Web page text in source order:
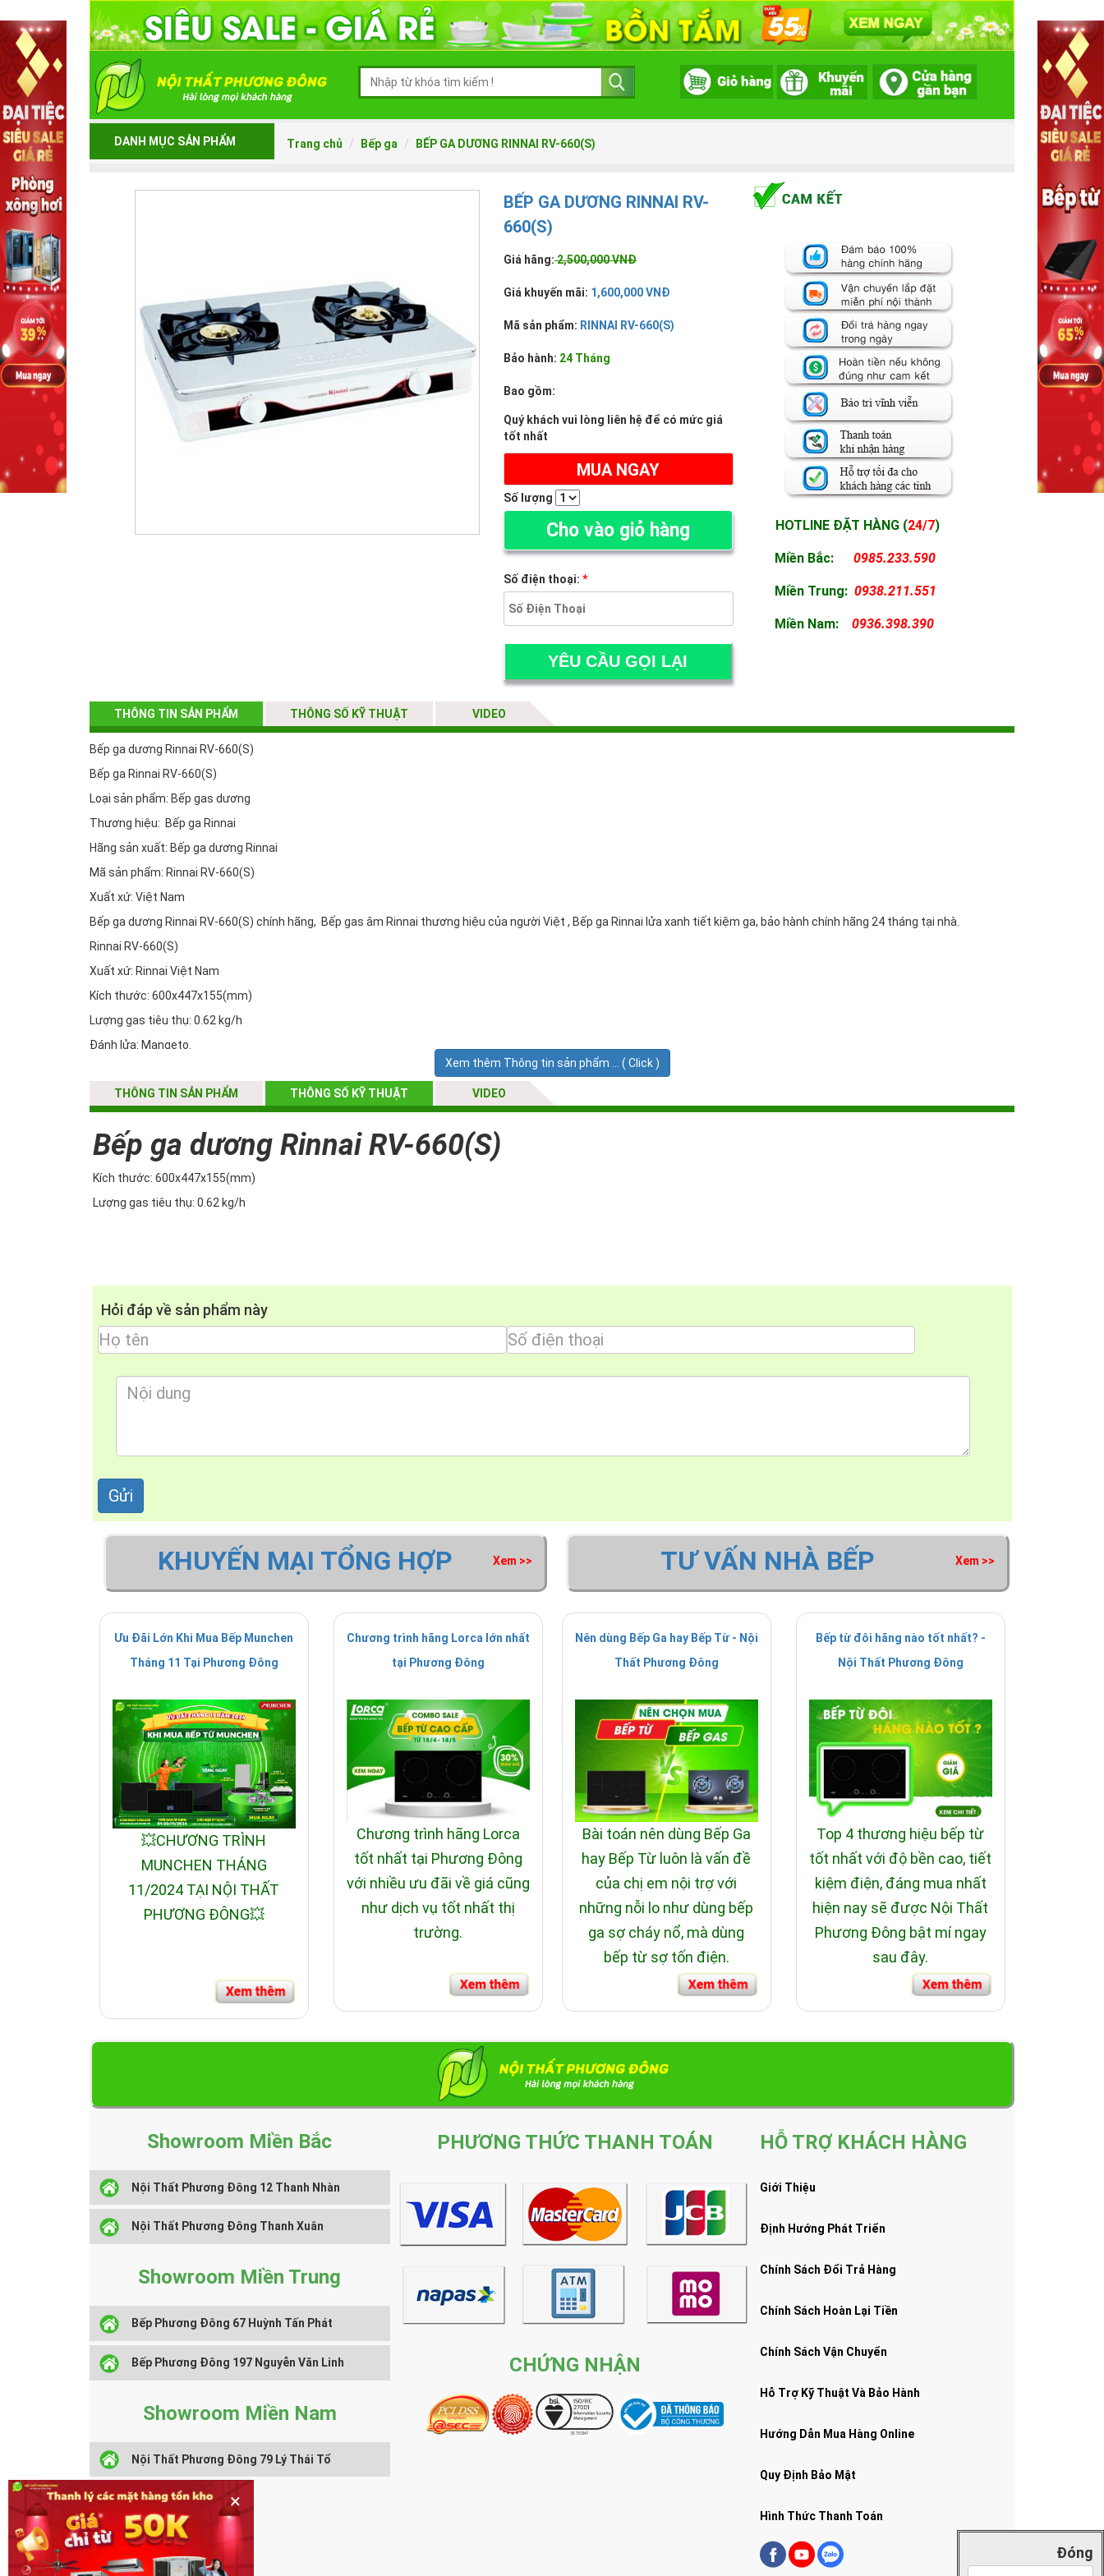
DANH MỤC SẢN PHẨM Trang chủ Bếp ga BẾP GA DƯƠNG RINNAI RV-660(S)
BẾP GA DƯƠNG RINNAI RV-
660(S)
Giá hãng:2,500,000 VNĐ
Giá khuyến mãi: 1,600,000 VNĐ
Mã sản phẩm: RINNAI RV-660(S)
Bảo hành: 24 Tháng
Bao gồm:
Quý khách vui lòng liên hệ để có mức giá
tốt nhất
MUA NGAY
Số lượng
Cho vào giỏ hàng
Số điện thoại: *
HOTLINE ĐẶT HÀNG (24/7)
Miền Bắc: 0985.233.590
MiềnTrung: 0938.211.551
MiềnNam: 0936.398.390
THÔNG TIN SẢN PHẨM THÔNG SỐ KỸ THUẬT VIDEO
Bếp ga dương Rinnai RV-660(S)
Bếp ga Rinnai RV-660(S)
Loại sản phẩm: Bếp gas dương
Thương hiệu: Bếp ga Rinnai
Hãng sản xuất: Bếp ga dương Rinnai
Mã sản phẩm: Rinnai RV-660(S)
Xuất xứ: Việt Nam
Bếp ga dương Rinnai RV-660(S) chính hãng, Bếp gas âm Rinnai thương hiệu của người Việt , Bếp ga Rinnai lửa xanh tiết kiệm ga, bảo hành chính hãng 24 tháng tại nhà.
Rinnai RV-660(S)
Xuất xứ: Rinnai Việt Nam
Kích thước: 600x447x155(mm)
Lượng gas tiêu thụ: 0.62 kg/h
Đánh lửa: Mangeto.
Số lò nấu: 02 lò - đầu lớn có hâm.
Xem thêm Thông tin sản phẩm ... ( Click )
THÔNG TIN SẢN PHẨM THÔNG SỐ KỸ THUẬT VIDEO
Bếp ga dương Rinnai RV-660(S)
Kích thước: 600x447x155(mm)
Lượng gas tiêu thụ: 0.62 kg/h
Hỏi đáp về sản phẩm này
KHUYẾN MẠI TỔNG HỢP Xem >>
Ưu Đãi Lớn Khi Mua Bếp Munchen
Tháng 11 Tại Phương Đông
💥CHƯƠNG TRÌNH
MUNCHEN THÁNG
11/2024 TẠI NỘI THẤT
PHƯƠNG ĐÔNG💥
Chương trình hãng Lorca lớn nhất
tại Phương Đông
Chương trình hãng Lorca
tốt nhất tại Phương Đông
với nhiều ưu đãi về giá cũng
như dịch vụ tốt nhất thị
trường.
TƯ VẤN NHÀ BẾP Xem >>
Nên dùng Bếp Ga hay Bếp Từ - Nội
Thất Phương Đông
Bài toán nên dùng Bếp Ga
hay Bếp Từ luôn là vấn đề
của chị em nội trợ với
những nỗi lo như dùng bếp
ga sợ cháy nổ, mà dùng
bếp từ sợ tốn điện.
Bếp từ đôi hãng nào tốt nhất? -
Nội Thất Phương Đông
Top 4 thương hiệu bếp từ
tốt nhất với độ bền cao, tiết
kiệm điện, đáng mua nhất
hiện nay sẽ được Nội Thất
Phương Đông bật mí ngay
sau đây.
Showroom Miền Bắc
Nội Thất Phương Đông 12 Thanh Nhàn
Nội Thất Phương Đông Thanh Xuân
Showroom Miền Trung
Bếp Phương Đông 67 Huỳnh Tấn Phát
Bếp Phương Đông 197 Nguyễn Văn Linh
Showroom Miền Nam
Nội Thất Phương Đông 79 Lý Thái Tổ
PHƯƠNG THỨC THANH TOÁN
CHỨNG NHẬN
HỖ TRỢ KHÁCH HÀNG
Giới Thiệu
Định Hướng Phát Triển
Chính Sách Đổi Trả Hàng
Chính Sách Hoàn Lại Tiền
Chính Sách Vận Chuyển
Hỗ Trợ Kỹ Thuật Và Bảo Hành
Hướng Dẫn Mua Hàng Online
Quy Định Bảo Mật
Hình Thức Thanh Toán
Đóng
×